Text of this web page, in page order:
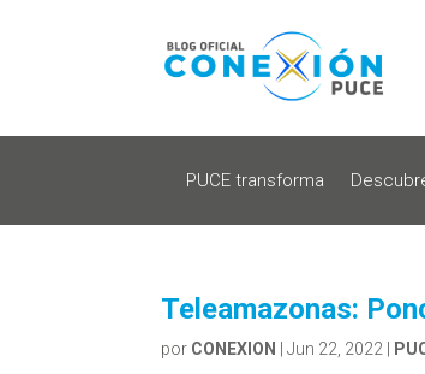
PUCE transforma
Teleamazonas:
por CONEXION |Jun 22, 2022